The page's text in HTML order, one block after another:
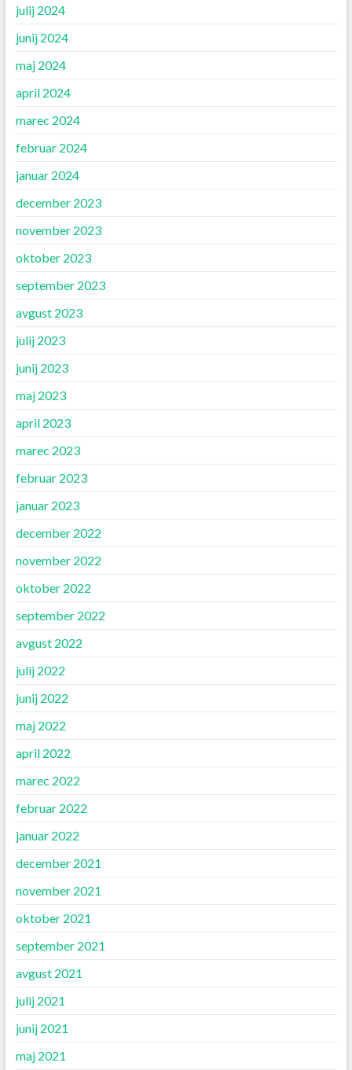
julij 2024
junij 2024
maj 2024
april 2024
marec 2024
februar 2024
januar 2024
december 2023
november 2023
oktober 2023
september 2023
avgust 2023
julij 2023
junij 2023
maj 2023
april 2023
marec 2023
februar 2023
januar 2023
december 2022
november 2022
oktober 2022
september 2022
avgust 2022
julij 2022
junij 2022
maj 2022
april 2022
marec 2022
februar 2022
januar 2022
december 2021
november 2021
oktober 2021
september 2021
avgust 2021
julij 2021
junij 2021
maj 2021